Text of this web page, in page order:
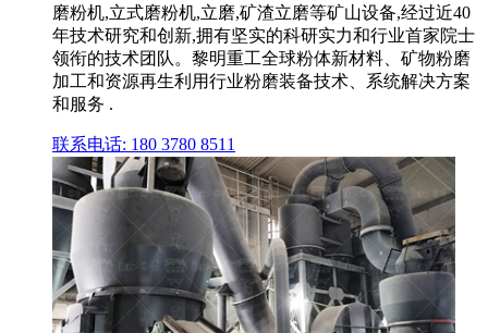
磨粉机,立式磨粉机,立磨,矿渣立磨等矿山设备,经过近40
年技术研究和创新,拥有坚实的科研实力和行业首家院士
领衔的技术团队。黎明重工全球粉体新材料、矿物粉磨
加工和资源再生利用行业粉磨装备技术、系统解决方案
和服务 .
联系电话: 180 3780 8511